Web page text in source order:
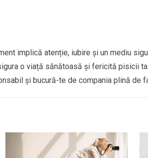
implică atenție, iubire și un mediu
o viață sănătoasă și fericită pisicii
și bucură-te de compania plină de